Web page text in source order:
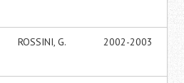
ROSSINI, G. 2002-2003